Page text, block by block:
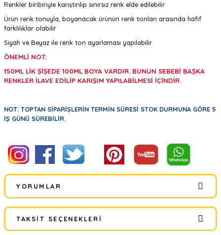
Renkler biribiriyle karıştırılıp sınırsız renk elde edilebilir
Ürün renk tonuyla, boyanacak ürünün renk tonları arasında hafif
farklılıklar olabilir
Siyah ve Beyaz ile renk ton ayarlaması yapılabilir
ÖNEMLİ NOT:
150ML LİK ŞİŞEDE 100ML BOYA VARDIR. BUNUN SEBEBİ BAŞKA
RENKLER İLAVE EDİLİP KARIŞIM YAPILABİLMESİ İÇİNDİR.
NOT: TOPTAN SİPARİŞLERİN TERMİN SÜRESİ STOK DURMUNA GÖRE 5
İŞ GÜNÜ SÜREBİLİR.
YORUMLAR
Bu ürüne ilk yorumu siz yapın!
TAKSIT SEÇENEKLERI